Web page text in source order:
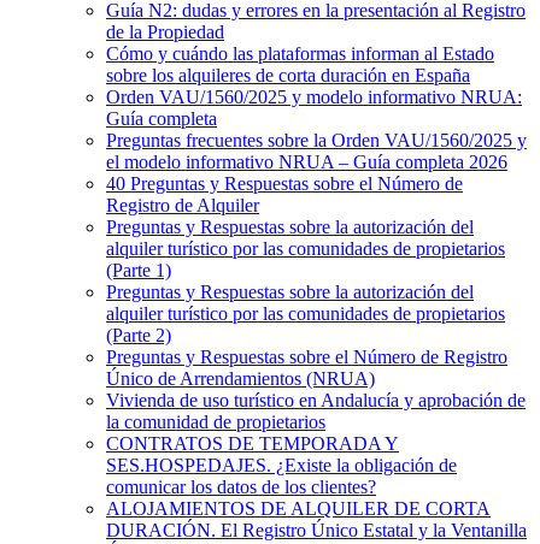
Guía N2: dudas y errores en la presentación al Registro
de la Propiedad
Cómo y cuándo las plataformas informan al Estado
sobre los alquileres de corta duración en España
Orden VAU/1560/2025 y modelo informativo NRUA:
Guía completa
Preguntas frecuentes sobre la Orden VAU/1560/2025 y
el modelo informativo NRUA – Guía completa 2026
40 Preguntas y Respuestas sobre el Número de
Registro de Alquiler
Preguntas y Respuestas sobre la autorización del
alquiler turístico por las comunidades de propietarios
(Parte 1)
Preguntas y Respuestas sobre la autorización del
alquiler turístico por las comunidades de propietarios
(Parte 2)
Preguntas y Respuestas sobre el Número de Registro
Único de Arrendamientos (NRUA)
Vivienda de uso turístico en Andalucía y aprobación de
la comunidad de propietarios
CONTRATOS DE TEMPORADA Y
SES.HOSPEDAJES. ¿Existe la obligación de
comunicar los datos de los clientes?
ALOJAMIENTOS DE ALQUILER DE CORTA
DURACIÓN. El Registro Único Estatal y la Ventanilla